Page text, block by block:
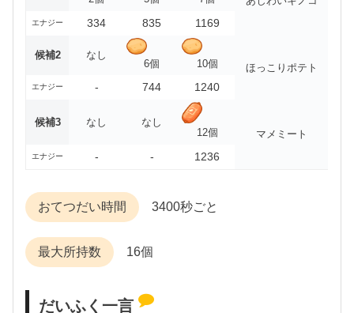
エナジー 334 835 1169
候補2 なし
6個 10個 ほっこりポテト
エナジー - 744 1240
候補3 なし
なし
12個
マメミート
エナジー - - 1236
おてつだい時間 3400秒ごと
最大所持数 16個
だいふく一言